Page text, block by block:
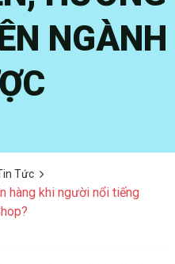
NGÀNH
Tức
hàng khi người nổi tiếng